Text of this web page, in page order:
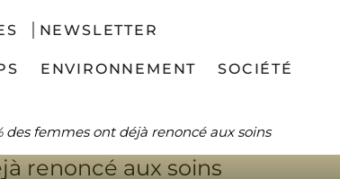
ENVIRONNEMENT SOCIÉTÉ
NEWSLETTER
des femmes ont déjà renoncé aux soins
AUX